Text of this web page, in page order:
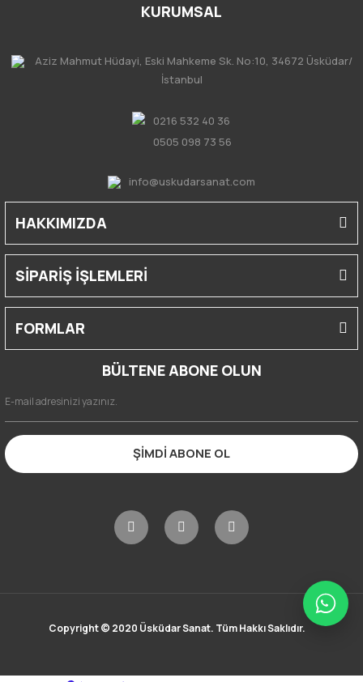
KURUMSAL
Aziz Mahmut Hüdayi, Eski Mahkeme Sk. No:10, 34672 Üsküdar/
İstanbul
0216 532 40 36
0505 098 73 56
info@uskudarsanat.com
HAKKIMIZDA
SİPARİŞ İŞLEMLERİ
FORMLAR
BÜLTENE ABONE OLUN
ŞİMDİ ABONE OL
Copyright © 2020 Üsküdar Sanat. Tüm Hakkı Saklıdır.